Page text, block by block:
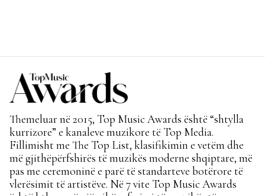
Themeluar në 2015, Top Music Awards është “shtylla
kurrizore” e kanaleve muzikore të Top Media.
Fillimisht me The Top List, klasifikimin e vetëm dhe
më gjithëpërfshirës të muzikës moderne shqiptare, më
pas me ceremoninë e parë të standarteve botërore të
vlerësimit të artistëve. Në 7 vite Top Music Awards